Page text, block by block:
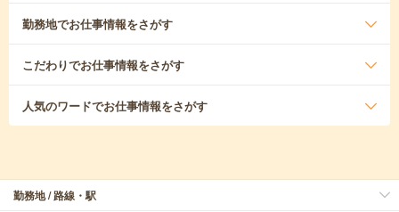
勤務地でお仕事情報をさがす
こだわりでお仕事情報をさがす
人気のワードでお仕事情報をさがす
勤務地 / 路線・駅